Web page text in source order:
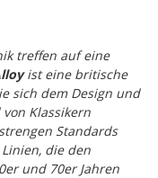
treffen auf eine
ist eine britische
sich dem Design und
Klassikern
Standards
die den
und 70er Jahren